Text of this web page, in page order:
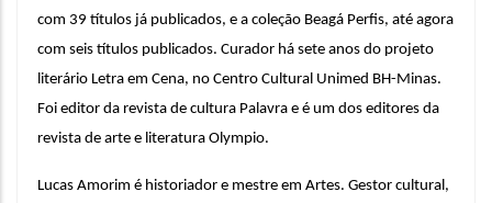
com 39 títulos já publicados, e a coleção Beagá Perfis, até agora
com seis títulos publicados. Curador há sete anos do projeto
literário Letra em Cena, no Centro Cultural Unimed BH-Minas.
Foi editor da revista de cultura Palavra e é um dos editores da
revista de arte e literatura Olympio.
Lucas Amorim é historiador e mestre em Artes. Gestor cultural,